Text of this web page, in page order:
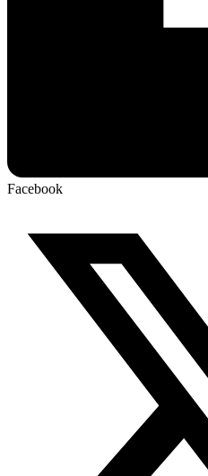
Facebook